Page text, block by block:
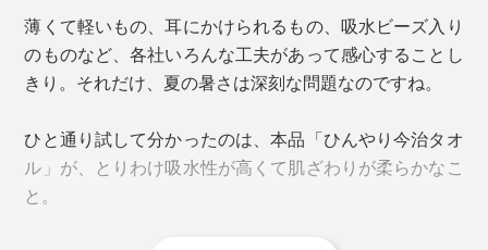
ウォーキングやトレーニング、スポーツ観戦やフェス、
夏の家事やガーデニング……、暑いと感じたら「ひんや
すが、本品は濡らしても乾いていても、サラサラで柔ら
か。ずっと肌に触れていても快適です。
薄くて軽いもの、耳にかけられるもの、吸水ビーズ入り
のものなど、各社いろんな工夫があって感心することし
きり。それだけ、夏の暑さは深刻な問題なのですね。
ひと通り試して分かったのは、本品「ひんやり今治タオ
ル」が、とりわけ吸水性が高くて肌ざわりが柔らかなこ
と。